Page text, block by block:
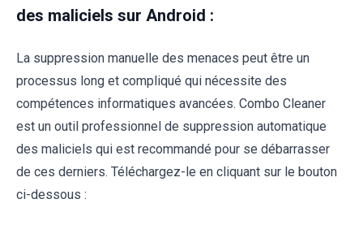
des maliciels sur Android :
La suppression manuelle des menaces peut être un
processus long et compliqué qui nécessite des
compétences informatiques avancées. Combo Cleaner
est un outil professionnel de suppression automatique
des maliciels qui est recommandé pour se débarrasser
de ces derniers. Téléchargez-le en cliquant sur le bouton
ci-dessous :